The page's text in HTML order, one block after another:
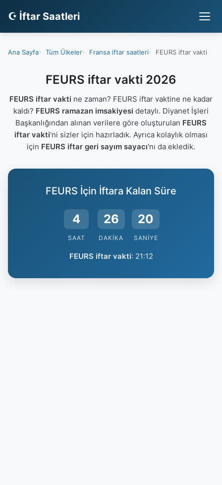
☪ İftar Saatleri
Ana Sayfa Tüm Ülkeler Fransa iftar saatleri FEURS iftar vakti
FEURS iftar vakti 2026
FEURS iftar vakti ne zaman? FEURS iftar vaktine ne kadar
kaldı? FEURS ramazan imsakiyesi detaylı. Diyanet İşleri
Başkanlığından alınan verilere göre oluşturulan FEURS
iftar vakti'ni sizler için hazırladık. Ayrıca kolaylık olması
için FEURS iftar geri sayım sayacı'nı da ekledik.
FEURS İçin İftara Kalan Süre
4
SAAT
26
DAKIKA
19
SANIYE
FEURS iftar vakti: 21:12